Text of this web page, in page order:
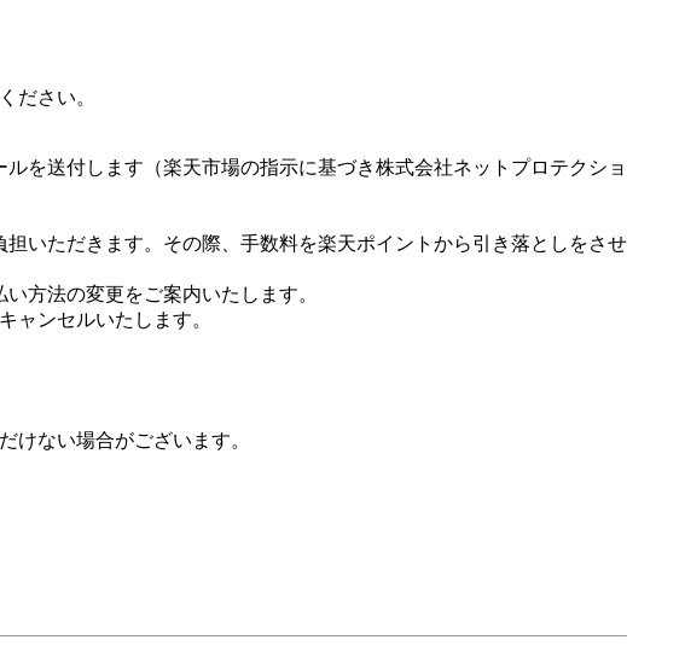
ださい。
を送付します（楽天市場の指示に基づき株式会社ネットプロテクショ
いただきます。その際、手数料を楽天ポイントから引き落としをさせ
方法の変更をご案内いたします。
ャンセルいたします。
けない場合がございます。